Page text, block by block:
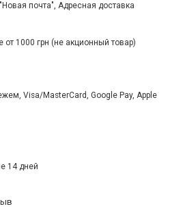
почта", Адресная доставка
от 1000 грн (не акционный товар)
Visa/MasterCard, Google Pay, Apple
14 дней